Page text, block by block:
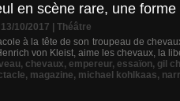
en scène rare, une
10/2017
Théâtre
à la tête de son troupeau de
von Kleist, aime les chevaux, la
, chevaux, empereur, essaïon, gil
, magazine, michael kohlkaas,